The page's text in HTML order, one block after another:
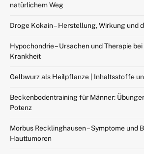
natürlichem Weg
Droge Kokain – Herstellung, Wirkung und
Hypochondrie – Ursachen und Therapie
Krankheit
Gelbwurz als Heilpflanze | Inhaltsstoffe
Beckenbodentraining für Männer:
Potenz
Morbus Recklinghausen – Symptome und
Hauttumoren